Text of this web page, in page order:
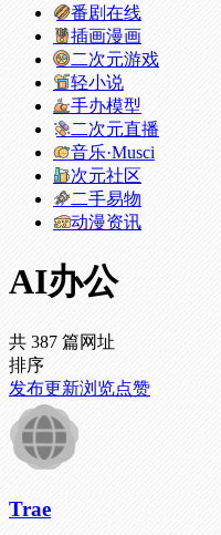
番剧在线
插画漫画
二次元游戏
轻小说
手办模型
二次元直播
音乐·Musci
次元社区
二手易物
动漫资讯
AI办公
共 387 篇网址
排序
发布更新浏览点赞
Trae